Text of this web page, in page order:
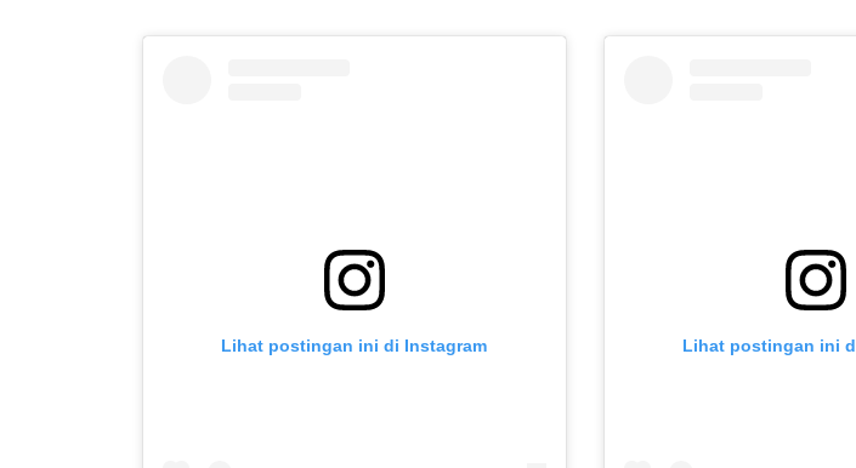
Lihat postingan ini di Instagram Lihat postingan ini